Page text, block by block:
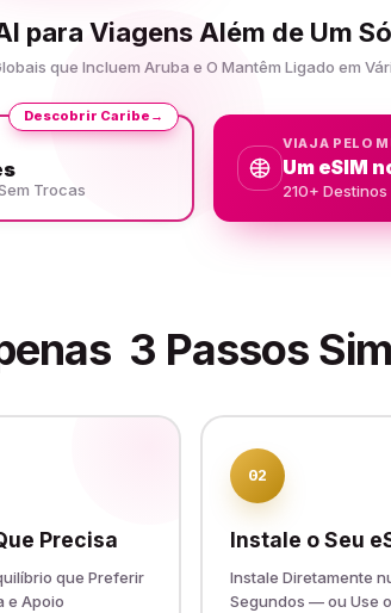
para Viagens Além de Um
que Incluem Aruba e O Mantêm Ligado em
Trocas
Descobrir Caribe →
VIAJA PELO
Um eSIM
210+ Destinos
3 Passos
Precisa
que Preferir
e Apoio
02
Instale o Seu
Instale Diretamente
Segundos — ou Use